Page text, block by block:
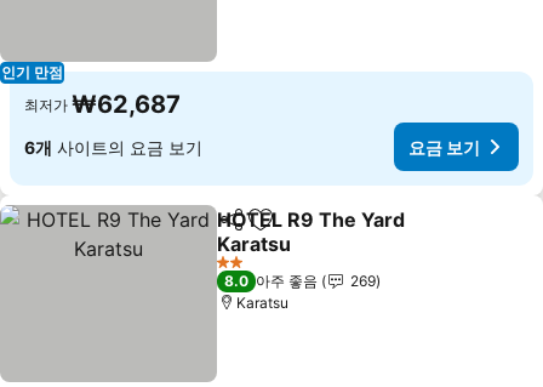
인기 만점
최저가 ₩62,687
6개 사이트의 요금 보기 요금 보기
공유 즐겨찾기에 추가
HOTEL R9 The Yard
Karatsu
2 성급
8.0 아주 좋음
269
Karatsu